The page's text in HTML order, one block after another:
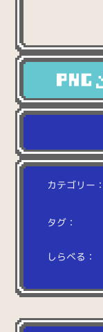
カテゴリー：
タグ：
しらべる：